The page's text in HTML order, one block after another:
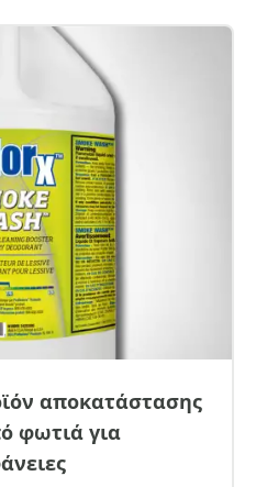
αποκατάστασης
φωτιά για